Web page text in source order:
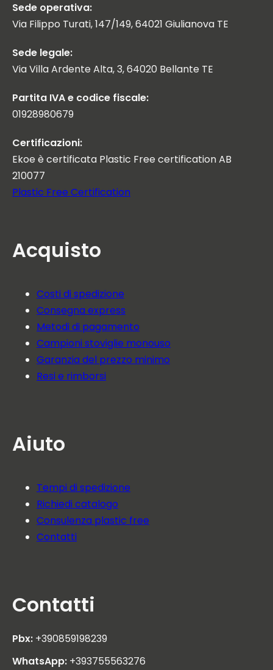
Sede operativa:
Via Filippo Turati, 147/149, 64021 Giulianova TE
Sede legale:
Via Villa Ardente Alta, 3, 64020 Bellante TE
Partita IVA e codice fiscale:
01928980679
Certificazioni:
Ekoe è certificata Plastic Free certification AB
210077
Plastic Free Certification
Acquisto
Costi di spedizione
Consegna express
Metodi di pagamento
Campioni stoviglie monouso
Garanzia del prezzo minimo
Resi e rimborsi
Aiuto
Tempi di spedizione
Richiedi catalogo
Consulenza plastic free
Contatti
Contatti
Pbx: +390859198239
WhatsApp: +393755563276